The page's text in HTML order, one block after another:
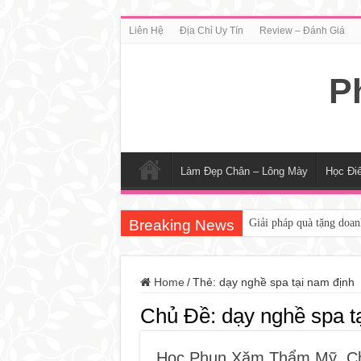
Liên Hệ Địa Chỉ Uy Tín Review – Đánh Giá
Làm Đẹp Chân – Lông Mày Học
Breaking News Giải pháp quà tặng
Top 7 Xưởng May
Điêu Khắc Chân Mày –
Học Phun Xăm Thẩm
Home / Thẻ: dạy nghề spa tại nam định
Chủ Đề: dạy nghề spa